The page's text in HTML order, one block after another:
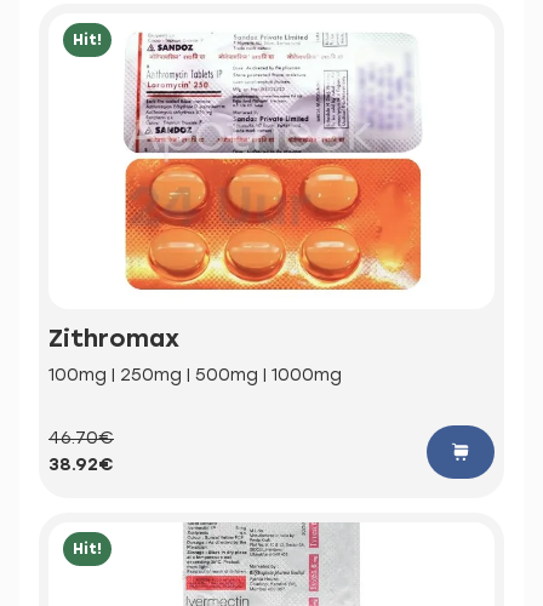
Hit!
Zithromax
100mg | 250mg | 500mg | 1000mg
46.70€
38.92€
Hit!